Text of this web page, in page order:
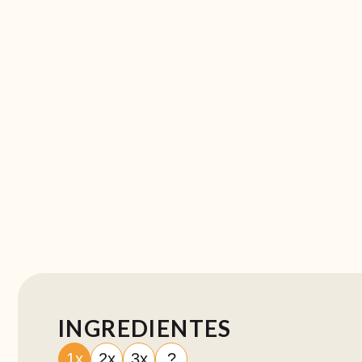
INGREDIENTES